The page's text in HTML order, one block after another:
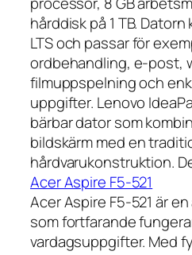
hårddisk på 1 TB.
LTS och passar för
ordbehandling, e-post,
filmuppspelning och
uppgifter. Lenovo
bärbar dator som
bildskärm med en
hårdvarukonstruktion.
Acer Aspire F5-521
Acer Aspire F5-521 är
som fortfarande
vardagsuppgifter. Med